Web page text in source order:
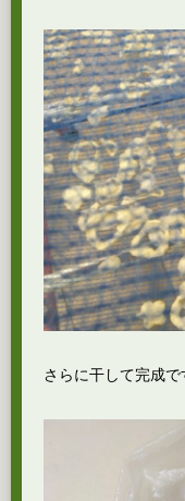
さらに干して完成で